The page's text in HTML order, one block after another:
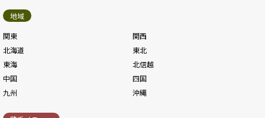
地域
関東
関西
北海道
東北
東海
北信越
中国
四国
九州
沖縄